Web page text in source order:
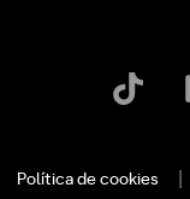
Política de cookies